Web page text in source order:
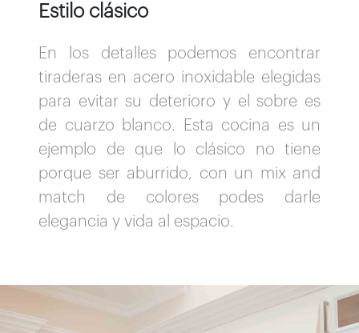
Estilo clásico
En los detalles podemos encontrar
tiraderas en acero inoxidable elegidas
para evitar su deterioro y el sobre es
de cuarzo blanco. Esta cocina es un
ejemplo de que lo clásico no tiene
porque ser aburrido, con un mix and
match de colores podes darle
elegancia y vida al espacio.